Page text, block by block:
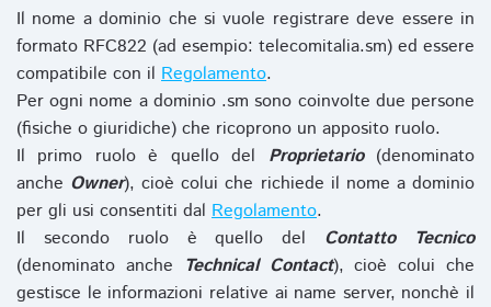
Il nome a dominio che si vuole registrare deve essere in
formato RFC822 (ad esempio: telecomitalia.sm) ed essere
compatibile con il Regolamento.
Per ogni nome a dominio .sm sono coinvolte due persone
(fisiche o giuridiche) che ricoprono un apposito ruolo.
Il primo ruolo è quello del Proprietario(denominato
anche Owner), cioè colui che richiede il nome a dominio
per gli usi consentiti dal Regolamento.
Il secondo ruolo è quello del Contatto Tecnico
(denominato anche Technical Contact), cioè colui che
gestisce le informazioni relative ai name server, nonchè il